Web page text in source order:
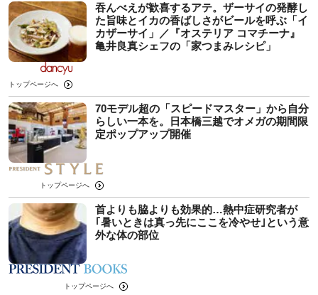
吞んべえが歓喜するアテ。ザーサイの発酵し
た旨味とイカの香ばしさがビールを呼ぶ「イ
カザーサイ」／『オステリア コマチーナ』
⻲井良真シェフの「家つまみレシピ」
トップページへ
70モデル超の「スピードマスター」から自分
らしい一本を。日本橋三越でオメガの期間限
定ポップアップ開催
トップページへ
首よりも脇よりも効果的…熱中症研究者が
｢暑いときは真っ先にここを冷やせ｣という意
外な体の部位
トップページへ